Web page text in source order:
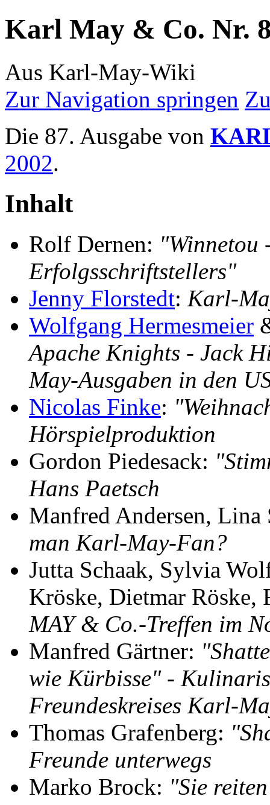
Karl May & Co. Nr.
Aus Karl-May-Wiki
Zur Navigation springen
Die 87. Ausgabe von
2002.
Inhalt
Rolf Dernen: "Winnetou
Erfolgsschriftstellers"
Jenny Florstedt: Karl-
Wolfgang Hermesmeier
Apache Knights - Jack
May-Ausgaben in den
Nicolas Finke:
Hörspielproduktion
Gordon Piedesack:
Hans Paetsch
Manfred Andersen,
man Karl-May-Fan?
Jutta Schaak, Sylvia
Kröske, Dietmar
MAY & Co.-Treffen im
Manfred Gärtner:
wie Kürbisse" -
Freundeskreises Karl-
Thomas Grafenberg:
Freunde unterwegs
Marko Brock: "Sie